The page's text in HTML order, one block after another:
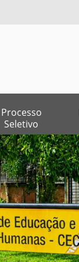
Processo
Seletivo